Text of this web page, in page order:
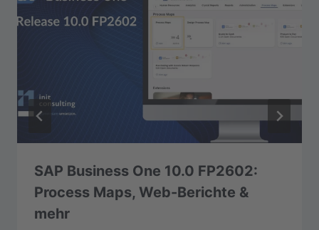
SAP Business One 10.0 FP2602:
Process Maps, Web-Berichte &
mehr